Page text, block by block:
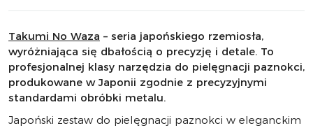
Takumi No Waza – seria japońskiego rzemiosła,
wyróżniająca się dbałością o precyzję i detale. To
profesjonalnej klasy narzędzia do pielęgnacji paznokci,
produkowane w Japonii zgodnie z precyzyjnymi
standardami obróbki metalu.
Japoński zestaw do pielęgnacji paznokci w eleganckim